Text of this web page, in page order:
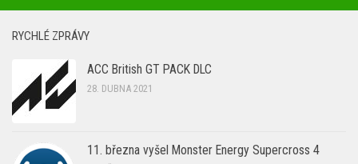
RYCHLÉ ZPRÁVY
ACC British GT PACK DLC
28. DUBNA 2021
11. března vyšel Monster Energy Supercross 4